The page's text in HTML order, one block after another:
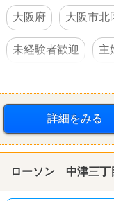
大阪府
大阪市北
未経験者歓迎 主
詳細をみる
ローソン 中津三